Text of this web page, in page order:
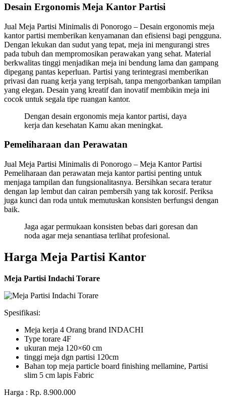
Desain Ergonomis Meja Kantor Partisi
Jual Meja Partisi Minimalis di Ponorogo – Desain ergonomis meja
kantor partisi memberikan kenyamanan dan efisiensi bagi pengguna.
Dengan lekukan dan sudut yang tepat, meja ini mengurangi stres
pada tubuh dan mempromosikan perawakan yang sehat. Material
berkwalitas tinggi menjadikan meja ini bendung lama dan gampang
dipegang pantas keperluan. Partisi yang terintegrasi memberikan
privasi dan ruang kerja yang terpisah, tanpa mengorbankan tampilan
yang elegan. Desain yang kreatif dan inovatif membikin meja ini
cocok untuk segala tipe ruangan kantor.
Dengan desain ergonomis meja kantor partisi, daya
kerja dan kesehatan Kamu akan meningkat.
Pemeliharaan dan Perawatan
Jual Meja Partisi Minimalis di Ponorogo – Meja Kantor Partisi
Pemeliharaan dan perawatan meja kantor partisi penting untuk
menjaga tampilan dan fungsionalitasnya. Bersihkan secara teratur
dengan lap lembut dan cairan pembersih yang tak korosif. Periksa
juga kunci dan roda untuk memutuskan konsisten berfungsi dengan
baik.
Jaga agar permukaan konsisten bebas dari goresan dan
noda agar meja senantiasa terlihat profesional.
Harga Meja Partisi Kantor
Meja Partisi Indachi Torare
Spesifikasi:
Meja kerja 4 Orang brand INDACHI
Type torare 4F
ukuran meja 120×60 cm
tinggi meja dgn partisi 120cm
Bahan top meja particle board finishing mellamine, Partisi
slim 5 cm lapis Fabric
Harga : Rp. 8.900.000